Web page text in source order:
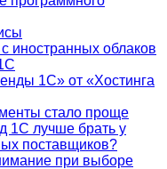
иностранных облаков
1С» от «Хостинга
стало проще
1С лучше брать у
поставщиков?
при выборе